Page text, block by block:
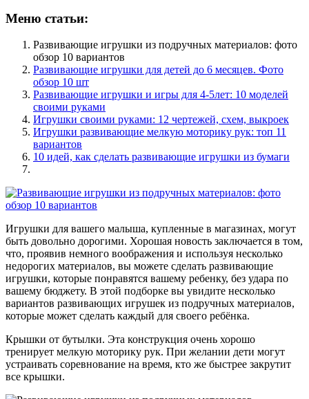
Меню статьи:
Развивающие игрушки из подручных материалов: фото
обзор 10 вариантов
Развивающие игрушки для детей до 6 месяцев. Фото
обзор 10 шт
Развивающие игрушки и игры для 4-5лет: 10 моделей
своими руками
Игрушки своими руками: 12 чертежей, схем, выкроек
Игрушки развивающие мелкую моторику рук: топ 11
вариантов
10 идей, как сделать развивающие игрушки из бумаги
Игрушки для вашего малыша, купленные в магазинах, могут
быть довольно дорогими. Хорошая новость заключается в том,
что, проявив немного воображения и используя несколько
недорогих материалов, вы можете сделать развивающие
игрушки, которые понравятся вашему ребенку, без удара по
вашему бюджету. В этой подборке вы увидите несколько
вариантов развивающих игрушек из подручных материалов,
которые может сделать каждый для своего ребёнка.
Крышки от бутылки. Эта конструкция очень хорошо
тренирует мелкую моторику рук. При желании дети могут
устраивать соревнование на время, кто же быстрее закрутит
все крышки.